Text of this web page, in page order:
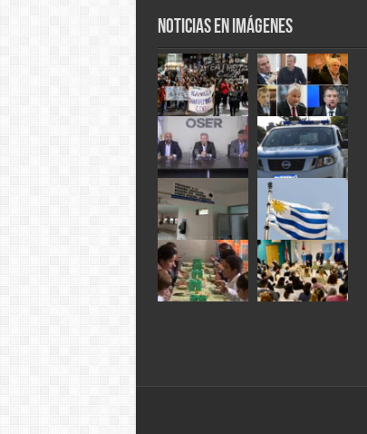
Noticias en Imágenes